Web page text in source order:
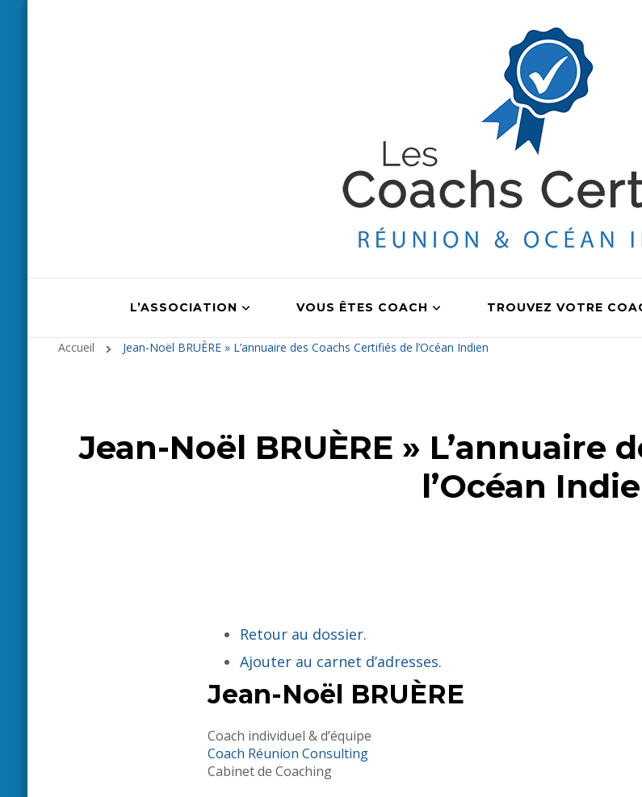
L’ASSOCIATION VOUS ÊTES COACH TROUVEZ VOTRE
Accueil Jean-Noël BRUÈRE » L’annuaire des Coachs Certifiés de l’Océan Indien
Jean-Noël BRUÈRE » L’annuaire
l’Océan
Retour au dossier.
Ajouter au carnet d’adresses.
Jean-Noël BRUÈRE
Coach individuel & d’équipe
Coach Réunion Consulting
Cabinet de Coaching